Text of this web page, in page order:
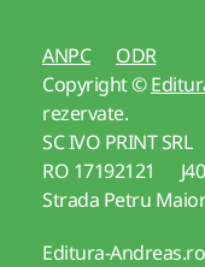
ANPC
ODR
Copyright ©
rezervate.
SC IVO PRINT SRL
RO 17192121
Strada Petru
Editura-